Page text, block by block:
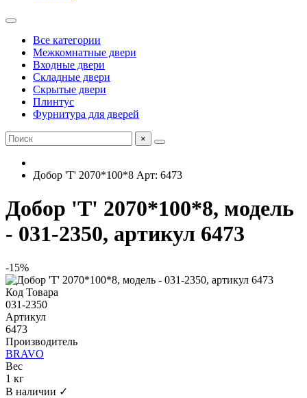
Все категории
Межкомнатные двери
Входные двери
Складные двери
Скрытые двери
Плинтус
Фурнитура для дверей
×
Добор 'Т' 2070*100*8 Арт: 6473
Добор 'Т' 2070*100*8, модель
- 031-2350, артикул 6473
-15%
Код Товара
031-2350
Артикул
6473
Производитель
BRAVO
Вес
1 кг
В наличии ✓